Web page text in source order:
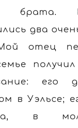
брата.
два
отец
его
в Уэльсе;
в